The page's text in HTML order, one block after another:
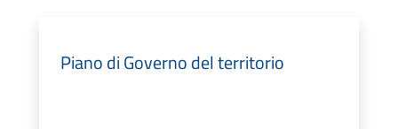
Piano di Governo del territorio